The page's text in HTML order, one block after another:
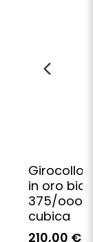
Girocollo
in oro
375/ooo
cubica
210,00 €